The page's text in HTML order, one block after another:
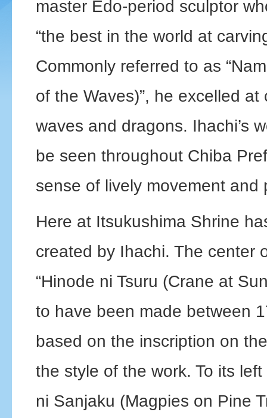
master Edo-period sculptor
“the best in the world at
Commonly referred to as
of the Waves)”, he excelled at
waves and dragons. Ihachi’s
be seen throughout Chiba
sense of lively movement and
Here at Itsukushima Shrine
created by Ihachi. The center
“Hinode ni Tsuru (Crane at
to have been made between
based on the inscription on
the style of the work. To its
ni Sanjaku (Magpies on Pine